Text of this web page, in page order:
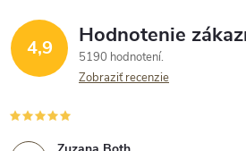
4,9 Hodnotenie
5190 hodnotení
Zobraziť recenzie